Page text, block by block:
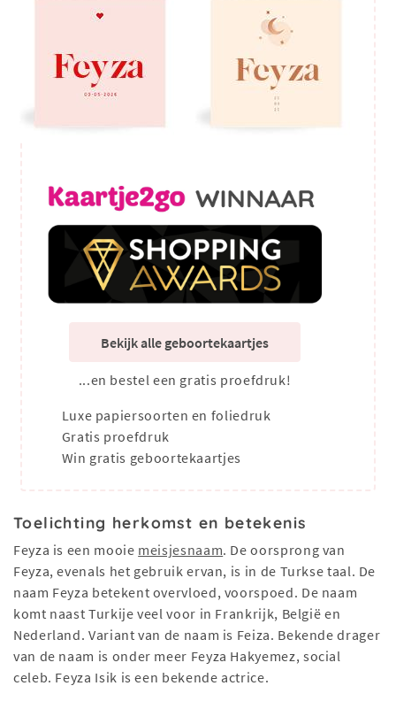
Bekijk alle geboortekaartjes
...en bestel een gratis proefdruk!
Luxe papiersoorten en foliedruk
Gratis proefdruk
Win gratis geboortekaartjes
Toelichting herkomst en betekenis
Feyza is een mooie meisjesnaam. De oorsprong van
Feyza, evenals het gebruik ervan, is in de Turkse taal. De
naam Feyza betekent overvloed, voorspoed. De naam
komt naast Turkije veel voor in Frankrijk, België en
Nederland. Variant van de naam is Feiza. Bekende drager
van de naam is onder meer Feyza Hakyemez, social
celeb. Feyza Isik is een bekende actrice.